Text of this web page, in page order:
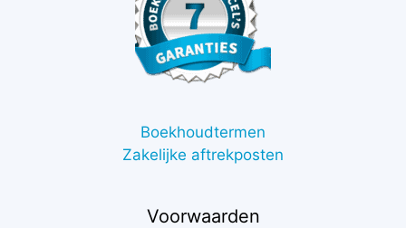
Boekhoudtermen
Zakelijke aftrekposten
Voorwaarden